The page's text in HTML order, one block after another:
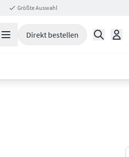
Größte Auswahl
Direkt bestellen Suche